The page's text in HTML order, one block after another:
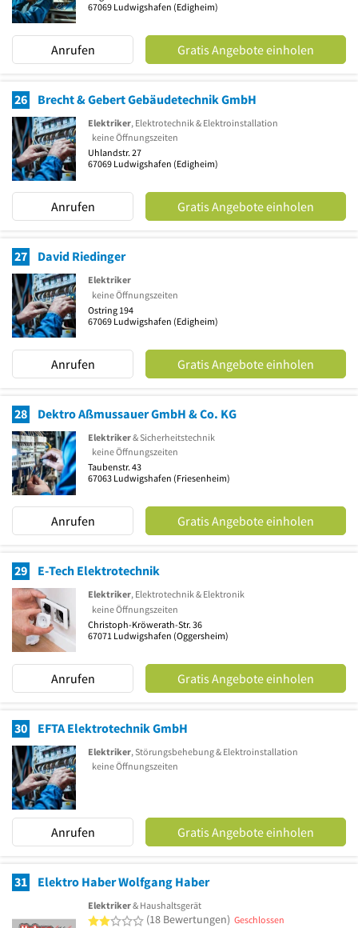
67069 Ludwigshafen (Edigheim)
Anrufen Gratis Angebote einholen
26 Brecht & Gebert Gebäudetechnik GmbH
Elektriker, Elektrotechnik & Elektroinstallation
keine Öffnungszeiten
Uhlandstr. 27
67069 Ludwigshafen (Edigheim)
Anrufen Gratis Angebote einholen
27 David Riedinger
Elektriker
keine Öffnungszeiten
Ostring 194
67069 Ludwigshafen (Edigheim)
Anrufen Gratis Angebote einholen
28 Dektro Aßmussauer GmbH & Co. KG
Elektriker& Sicherheitstechnik
keine Öffnungszeiten
Taubenstr. 43
67063 Ludwigshafen (Friesenheim)
Anrufen Gratis Angebote einholen
29 E-Tech Elektrotechnik
Elektriker, Elektrotechnik & Elektronik
keine Öffnungszeiten
Christoph-Kröwerath-Str. 36
67071 Ludwigshafen (Oggersheim)
Anrufen Gratis Angebote einholen
30 EFTA Elektrotechnik GmbH
Elektriker, Störungsbehebung & Elektroinstallation
keine Öffnungszeiten
Anrufen Gratis Angebote einholen
31 Elektro Haber Wolfgang Haber
Elektriker& Haushaltsgerät
2 von 5 Sternen
(18 Bewertungen) Geschlossen